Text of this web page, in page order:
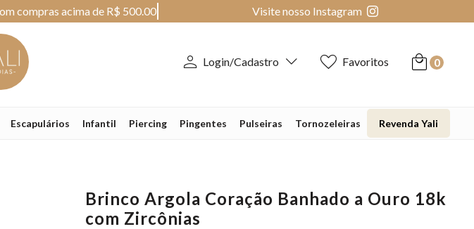
compras acima de R$ 500.00 Visite nosso Instagram
Login/Cadastro Favoritos 0
Escapulários Infantil Piercing Pingentes Pulseiras Tornozeleiras Revenda Yali
Brinco Argola Coração Banhado a Ouro 18k
com Zircônias